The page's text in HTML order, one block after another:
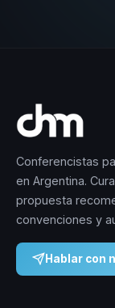
Conferencistas
en Argentina.
propuesta
convenciones y
Hablar con